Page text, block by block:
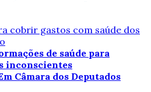
cobrir gastos com saúde dos
Câmara dos Deputados